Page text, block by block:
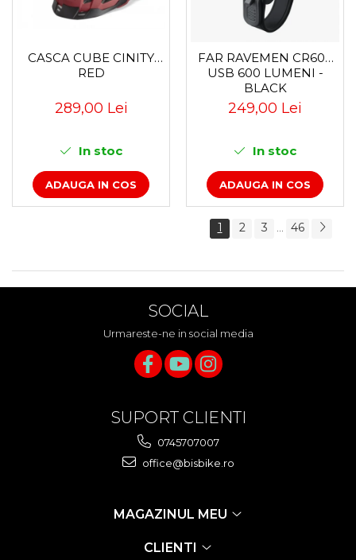
CASCA CUBE CINITY
RED
289,00 Lei
In stoc
ADAUGA IN COS
FAR RAVEMEN CR600
USB 600 LUMENI -
BLACK
249,00 Lei
In stoc
ADAUGA IN COS
1 2 3 46
SOCIAL
Urmareste-ne in social media
SUPORT CLIENTI
0745707007
office@bisbike.ro
MAGAZINUL MEU
CLIENTI